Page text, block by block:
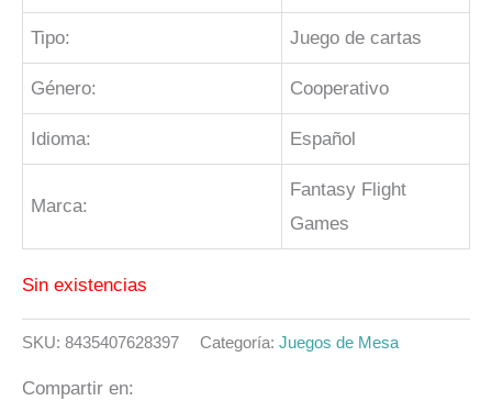
Tipo: Juego de cartas
Género: Cooperativo
Idioma: Español
Marca:
Fantasy Flight
Games
Sin existencias
SKU: 8435407628397 Categoría: Juegos de Mesa
Compartir en: